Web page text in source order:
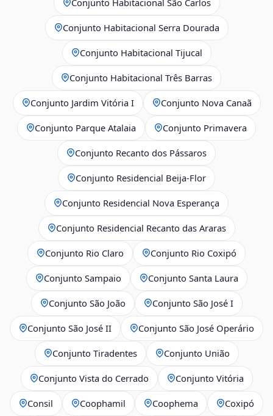
Conjunto Habitacional Serra Dourada
Conjunto Habitacional Tijucal
Conjunto Habitacional Três Barras
Conjunto Jardim Vitória I Conjunto Nova Canaã
Conjunto Parque Atalaia Conjunto Primavera
Conjunto Recanto dos Pássaros
Conjunto Residencial Beija-Flor
Conjunto Residencial Nova Esperança
Conjunto Residencial Recanto das Araras
Conjunto Rio Claro Conjunto Rio Coxipó
Conjunto Sampaio Conjunto Santa Laura
Conjunto São João Conjunto São José I
Conjunto São José II Conjunto São José Operário
Conjunto Tiradentes Conjunto União
Conjunto Vista do Cerrado Conjunto Vitória
Consil Coophamil Coophema Coxipó